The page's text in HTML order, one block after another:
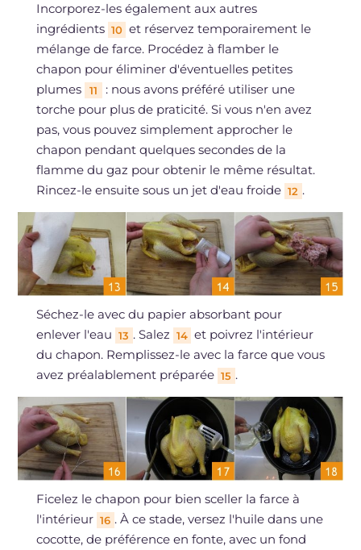
Incorporez-les également aux autres
ingrédients 10 et réservez temporairement le
mélange de farce. Procédez à flamber le
chapon pour éliminer d'éventuelles petites
plumes
11
: nous avons préféré utiliser une
torche pour plus de praticité. Si vous n'en avez
pas, vous pouvez simplement approcher le
chapon pendant quelques secondes de la
flamme du gaz pour obtenir le même résultat.
Rincez-le ensuite sous un jet d'eau froide 12 .
Séchez-le avec du papier absorbant pour
enlever l'eau 13 . Salez 14 et poivrez l'intérieur
du chapon. Remplissez-le avec la farce que vous
avez préalablement préparée 15 .
Ficelez le chapon pour bien sceller la farce à
l'intérieur 16 . À ce stade, versez l'huile dans une
cocotte, de préférence en fonte, avec un fond